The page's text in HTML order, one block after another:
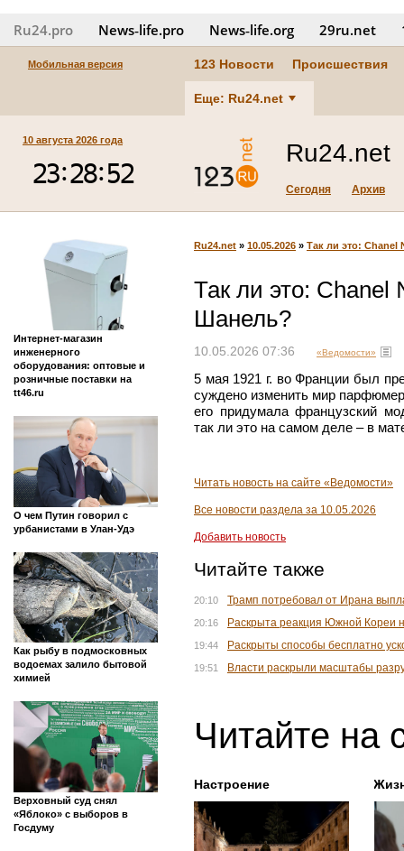
Ru24.pro News‑life.pro News‑life.org 29ru.net
Мобильная версия 123 Новости Происшествия
Еще: Ru24.net
10 августа 2026 года Ru24.net
Сегодня Архив
Интернет-магазин
инженерного
оборудования: оптовые и
розничные поставки на
tt46.ru
О чем Путин говорил с
урбанистами в Улан-Удэ
Как рыбу в подмосковных
водоемах залило бытовой
химией
Верховный суд снял
«Яблоко» с выборов в
Госдуму
Ru24.net » 10.05.2026 » Так ли это:
Так ли это:
Шанель?
10.05.2026 07:36 «Ведомости»
5 мая 1921 г. во Франции был
суждено изменить мир
его придумала французский
так ли это на самом деле – в
Читать новость на сайте «Ведомости»
Все новости раздела за 10.05.2026
Добавить новость
Читайте также
20:10 Трамп потребовал от Ирана
20:16 Раскрыта реакция Южной Кореи
19:44 Раскрыты способы бесплатно
19:51 Власти раскрыли масштабы
Читайте на
Настроение